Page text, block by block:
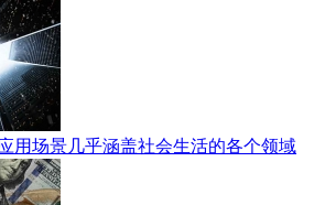
用场景几乎涵盖社会生活的各个领域